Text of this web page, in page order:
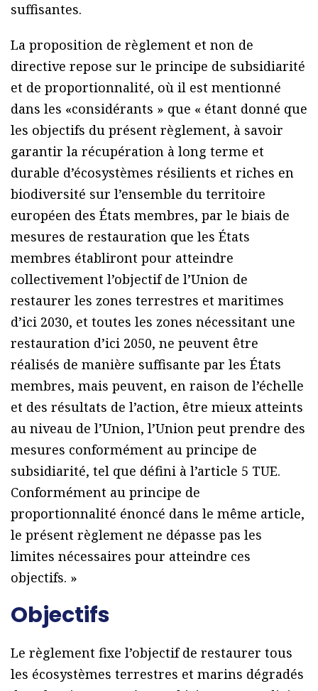
suffisantes.
La proposition de règlement et non de
directive repose sur le principe de subsidiarité
et de proportionnalité, où il est mentionné
dans les «considérants » que « étant donné que
les objectifs du présent règlement, à savoir
garantir la récupération à long terme et
durable d’écosystèmes résilients et riches en
biodiversité sur l’ensemble du territoire
européen des États membres, par le biais de
mesures de restauration que les États
membres établiront pour atteindre
collectivement l’objectif de l’Union de
restaurer les zones terrestres et maritimes
d’ici 2030, et toutes les zones nécessitant une
restauration d’ici 2050, ne peuvent être
réalisés de manière suffisante par les États
membres, mais peuvent, en raison de l’échelle
et des résultats de l’action, être mieux atteints
au niveau de l’Union, l’Union peut prendre des
mesures conformément au principe de
subsidiarité, tel que défini à l’article 5 TUE.
Conformément au principe de
proportionnalité énoncé dans le même article,
le présent règlement ne dépasse pas les
limites nécessaires pour atteindre ces
objectifs. »
Objectifs
Le règlement fixe l’objectif de restaurer tous
les écosystèmes terrestres et marins dégradés